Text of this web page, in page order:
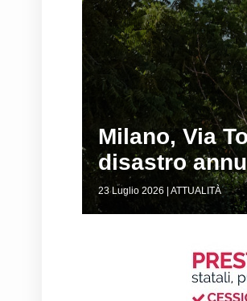
Milano, Via
disastro
23 Luglio 2026 | ATTUALITÀ